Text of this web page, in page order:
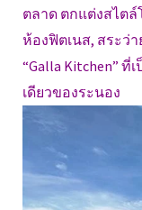
ตลาด ตกแต่งสไต
ห้องฟิตเนส, สระว่
“Galla Kitchen”
เดียวของระนอง